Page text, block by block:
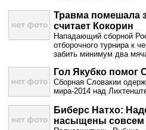
Травма помешала
считает Кокорин
Нападающий сборной
отборочного турнира к
забить минимум два
Гол Якубко помог
Сборная Словакии
мира-2014 над
Биберс Натхо:
насыщены совсем